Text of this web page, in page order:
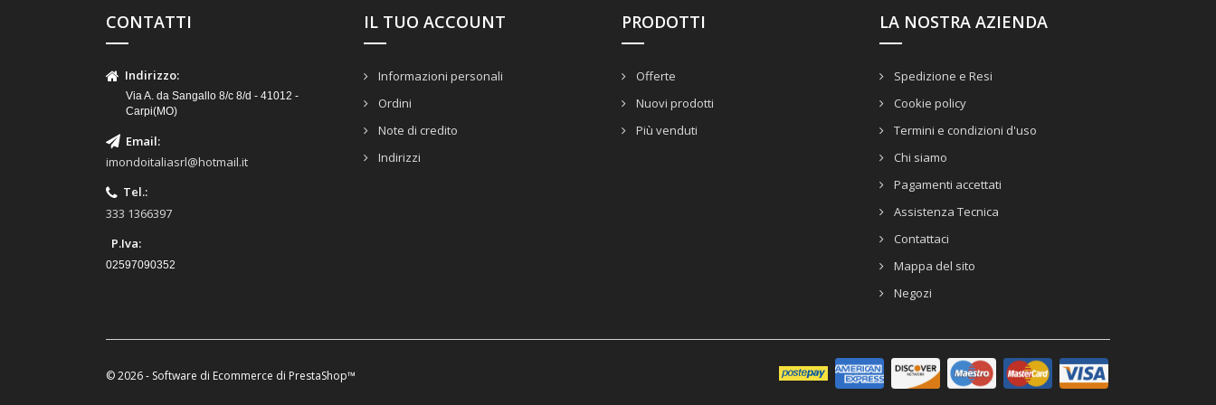
CONTATTI
Indirizzo:
Via A. da Sangallo 8/c 8/d - 41012 -
Carpi(MO)
Email:
imondoitaliasrl@hotmail.it
Tel.:
333 1366397
P.Iva:
02597090352
IL TUO ACCOUNT
Informazioni personali
Ordini
Note di credito
Indirizzi
PRODOTTI
Offerte
Nuovi prodotti
Più venduti
LA NOSTRA AZIENDA
Spedizione e Resi
Cookie policy
Termini e condizioni d'uso
Chi siamo
Pagamenti accettati
Assistenza Tecnica
Contattaci
Mappa del sito
Negozi
© 2026 - Software di Ecommerce di PrestaShop™